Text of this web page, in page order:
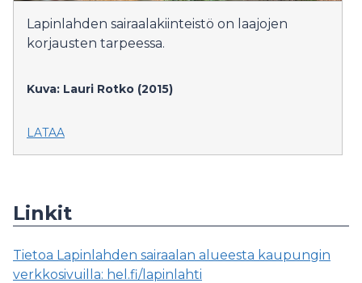
Lapinlahden sairaalakiinteistö on laajojen
korjausten tarpeessa.
Kuva: Lauri Rotko (2015)
LATAA
Linkit
Tietoa Lapinlahden sairaalan alueesta kaupungin
verkkosivuilla: hel.fi/lapinlahti